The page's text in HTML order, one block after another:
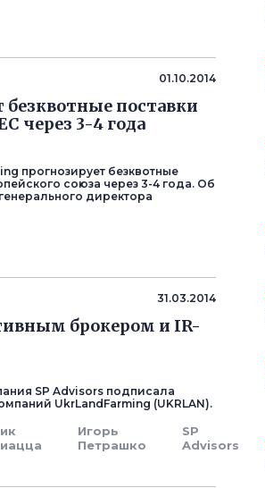
01.10.2014
поставки
через 3-4 года
прогнозирует безквотные
союза через 3-4 года. Об
директора
31.03.2014
брокером и IR-
SP Advisors подписала
UkrLandFarming (UKRLAN).
Игорь
Петрашко
SP
Advisors